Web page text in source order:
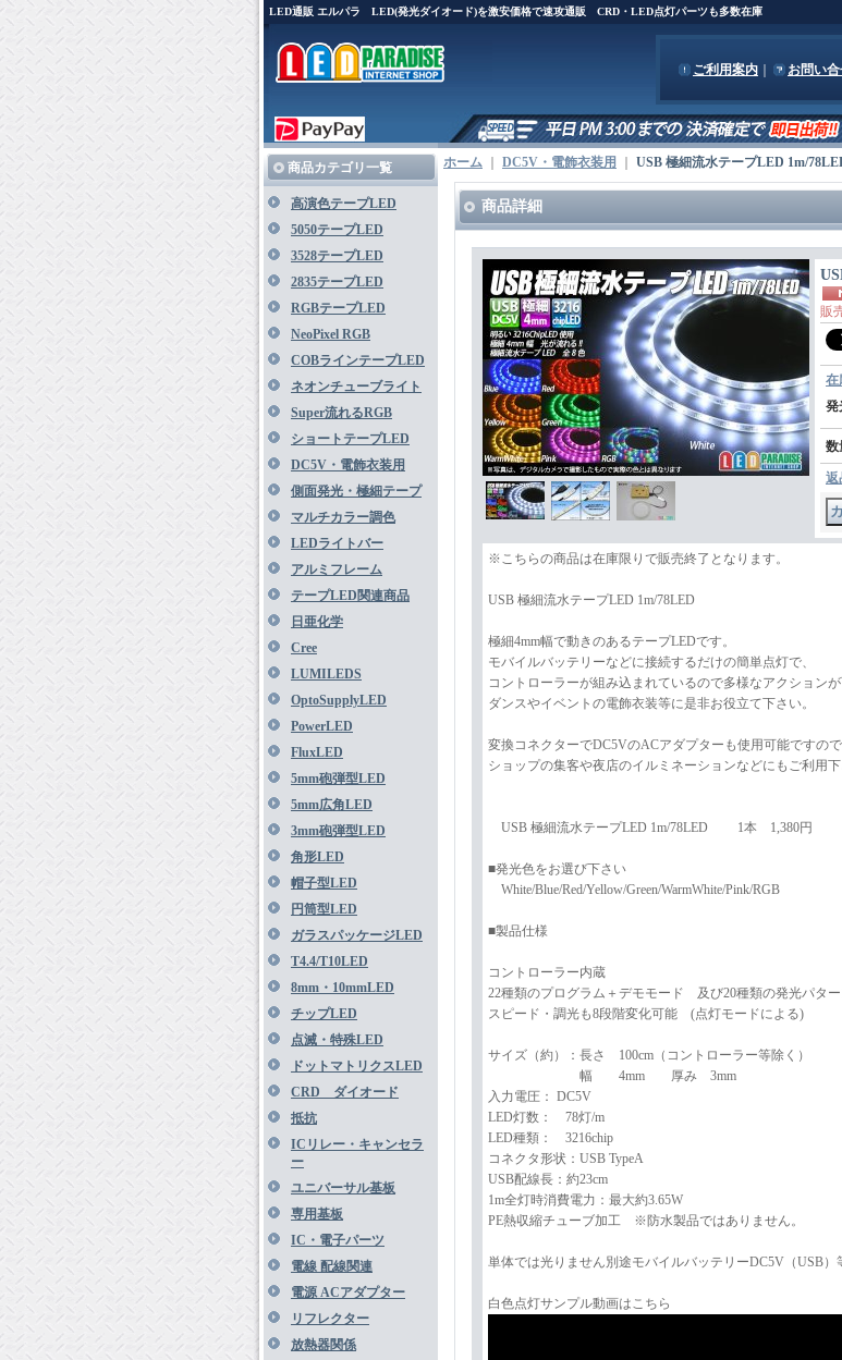
LED通販 エルパラ LED(発光ダイオード)を激安価格で速攻通販 CRD・LED点灯パーツも多数在庫
ご利用案内 お問い
商品カテゴリ一覧
高演色テープLED
5050テープLED
3528テープLED
2835テープLED
RGBテープLED
NeoPixel RGB
COBラインテープLED
ネオンチューブライト
Super流れるRGB
ショートテープLED
DC5V・電飾衣装用
側面発光・極細テープ
マルチカラー調色
LEDライトバー
アルミフレーム
テープLED関連商品
日亜化学
Cree
LUMILEDS
OptoSupplyLED
PowerLED
FluxLED
5mm砲弾型LED
5mm広角LED
3mm砲弾型LED
角形LED
帽子型LED
円筒型LED
ガラスパッケージLED
T4.4/T10LED
8mm・10mmLED
チップLED
点滅・特殊LED
ドットマトリクスLED
CRD ダイオード
抵抗
ICリレー・キャンセラ
ー
ユニバーサル基板
専用基板
IC・電子パーツ
電線 配線関連
電源 ACアダプター
リフレクター
放熱器関係
ホーム DC5V・電飾衣装用 USB 極細流水テープLED 1m/
商品詳細
販
在
発
数
返
※こちらの商品は在庫限りで販売終了となります。
USB 極細流水テープLED 1m/78LED
極細4mm幅で動きのあるテープLEDです。
モバイルバッテリーなどに接続するだけの簡単点灯で、
コントローラーが組み込まれているので多様なアクションが
ダンスやイベントの電飾衣装等に是非お役立て下さい。
変換コネクターでDC5VのACアダプターも使用可能ですので
ショップの集客や夜店のイルミネーションなどにもご利用下
USB 極細流水テープLED 1m/78LED 1本 1,380円
■発光色をお選び下さい
White/Blue/Red/Yellow/Green/WarmWhite/Pink/RGB
■製品仕様
コントローラー内蔵
22種類のプログラム＋デモモード 及び20種類の発光パター
スピード・調光も8段階変化可能 (点灯モードによる)
サイズ（約）：長さ 100cm（コントローラー等除く）
幅 4mm 厚み 3mm
入力電圧： DC5V
LED灯数： 78灯/m
LED種類： 3216chip
コネクタ形状：USB TypeA
USB配線長：約23cm
1m全灯時消費電力：最大約3.65W
PE熱収縮チューブ加工 ※防水製品ではありません。
単体では光りません別途モバイルバッテリーDC5V（USB）
白色点灯サンプル動画はこちら